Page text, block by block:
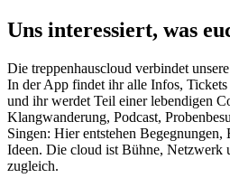
Uns interessiert, was
Die treppenhauscloud verbindet
In der App findet ihr alle Infos,
und ihr werdet Teil einer lebendigen
Klangwanderung, Podcast,
Singen: Hier entstehen Begegnungen,
Ideen. Die cloud ist Bühne, Netzwerk
zugleich.